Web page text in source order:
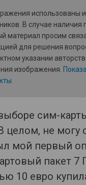
использованы
В случае наличия
материал просим
для решения
указании
изображения.
сим-
целом, не могу
мой первый
пакет 7
10 евро